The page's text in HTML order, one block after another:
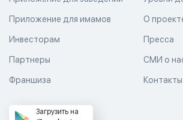
Приложение для имамов О
Пресса
СМИ о
Контакты
Инвесторам
Партнеры
Франшиза
Загрузить на